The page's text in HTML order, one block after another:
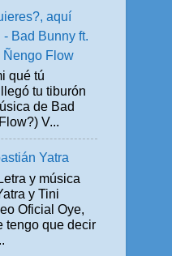
aquí
- Bad Bunny ft.
Ñengo Flow
qué tú
tu tiburón
de Bad
V...
Yatra
y música
y Tini
Oficial Oye,
tengo que decir